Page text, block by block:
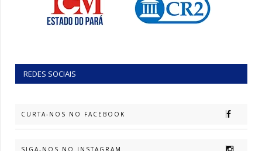
REDES SOCIAIS
CURTA-NOS NO FACEBOOK
SIGA-NOS NO INSTAGRAM